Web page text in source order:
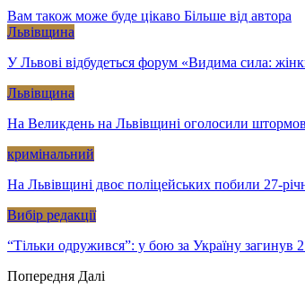
Вам також може буде цікаво Більше від автора
Львівщина
У Львові відбудеться форум «Видима сила:
Львівщина
На Великдень на Львівщині оголосили
кримінальний
На Львівщині двоє поліцейських побили 27-
Вибір редакції
“Тільки одружився”: у бою за Україну
Попередня Далі